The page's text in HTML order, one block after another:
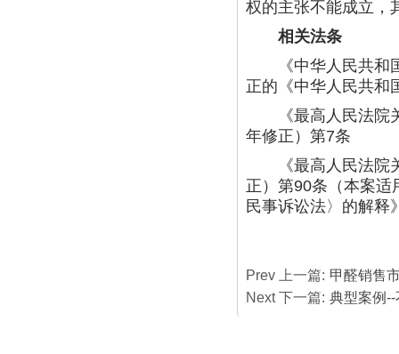
权的主张不能成立，
相关法条
《中华人民共和国
正的《中华人民共和
《最高人民法院关
年修正）第7条
《最高人民法院关
正）第90条（本案适
民事诉讼法〉的解释
Prev 上一篇: 甲醛销售
Next 下一篇: 典型案例